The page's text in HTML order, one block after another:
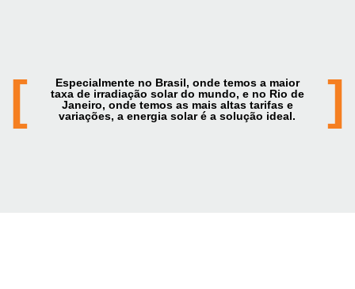
[
Especialmente no Brasil, onde temos a maior
taxa de irradiação solar do mundo, e no Rio de
Janeiro, onde temos as mais altas tarifas e
variações, a energia solar é a solução ideal.
]